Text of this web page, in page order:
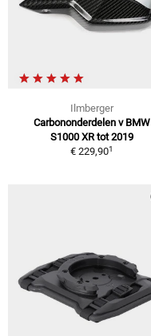
Ilmberger
Carbononderdelen v BMW
S1000 XR tot 2019
€ 229,901